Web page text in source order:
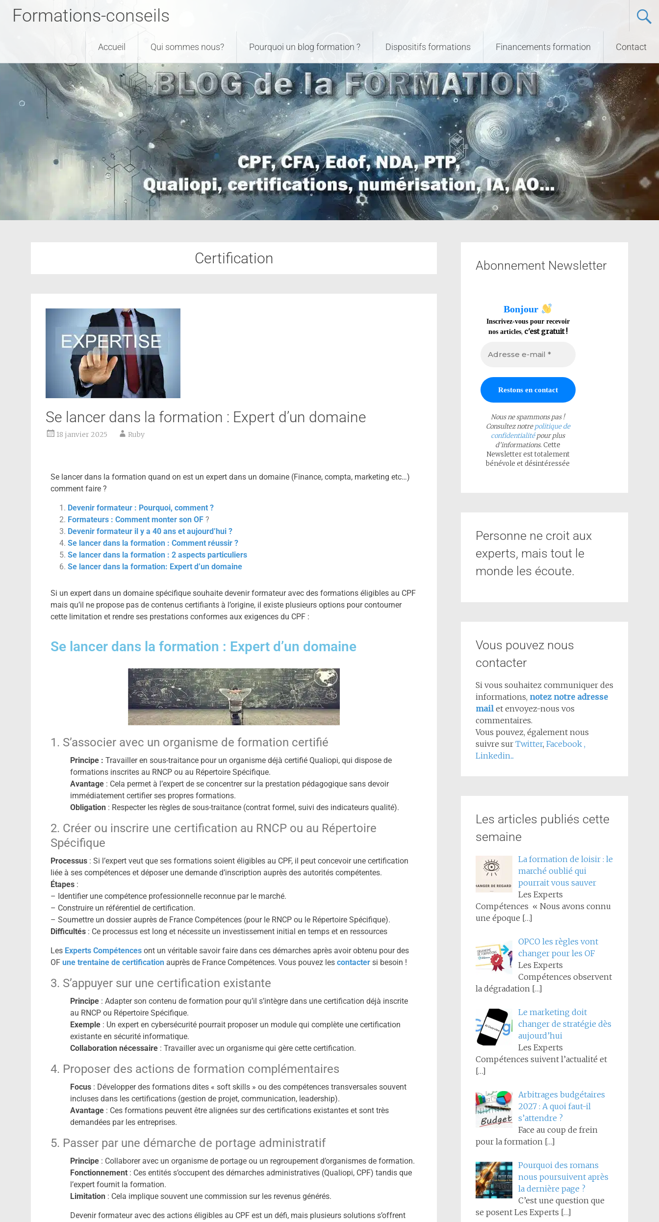
Formations-conseils
Accueil Qui sommes nous? Pourquoi un blog formation ? Dispositifs formations Financements formation Contact
Certification
Se lancer dans la formation : Expert d’un domaine
18 janvier 2025 Ruby
Se lancer dans la formation quand on est un expert dans un domaine (Finance, compta, marketing etc…)
comment faire ?
Devenir formateur : Pourquoi, comment ?
Formateurs : Comment monter son OF ?
Devenir formateur il y a 40 ans et aujourd’hui ?
Se lancer dans la formation : Comment réussir ?
Se lancer dans la formation : 2 aspects particuliers
Se lancer dans la formation: Expert d’un domaine
Si un expert dans un domaine spécifique souhaite devenir formateur avec des formations éligibles au CPF
mais qu’il ne propose pas de contenus certifiants à l’origine, il existe plusieurs options pour contourner
cette limitation et rendre ses prestations conformes aux exigences du CPF :
Se lancer dans la formation : Expert d’un domaine
1. S’associer avec un organisme de formation certifié
Principe : Travailler en sous-traitance pour un organisme déjà certifié Qualiopi, qui dispose de
formations inscrites au RNCP ou au Répertoire Spécifique.
Avantage : Cela permet à l’expert de se concentrer sur la prestation pédagogique sans devoir
immédiatement certifier ses propres formations.
Obligation : Respecter les règles de sous-traitance (contrat formel, suivi des indicateurs qualité).
2. Créer ou inscrire une certification au RNCP ou au Répertoire
Spécifique
Processus : Si l’expert veut que ses formations soient éligibles au CPF, il peut concevoir une certification
liée à ses compétences et déposer une demande d’inscription auprès des autorités compétentes.
Étapes :
– Identifier une compétence professionnelle reconnue par le marché.
– Construire un référentiel de certification.
– Soumettre un dossier auprès de France Compétences (pour le RNCP ou le Répertoire Spécifique).
Difficultés : Ce processus est long et nécessite un investissement initial en temps et en ressources
Les Experts Compétences ont un véritable savoir faire dans ces démarches après avoir obtenu pour des
OF une trentaine de certification auprès de France Compétences. Vous pouvez les contacter si besoin !
3. S’appuyer sur une certification existante
Principe : Adapter son contenu de formation pour qu’il s’intègre dans une certification déjà inscrite
au RNCP ou Répertoire Spécifique.
Exemple : Un expert en cybersécurité pourrait proposer un module qui complète une certification
existante en sécurité informatique.
Collaboration nécessaire : Travailler avec un organisme qui gère cette certification.
4. Proposer des actions de formation complémentaires
Focus : Développer des formations dites « soft skills » ou des compétences transversales souvent
incluses dans les certifications (gestion de projet, communication, leadership).
Avantage : Ces formations peuvent être alignées sur des certifications existantes et sont très
demandées par les entreprises.
5. Passer par une démarche de portage administratif
Principe : Collaborer avec un organisme de portage ou un regroupement d’organismes de formation.
Fonctionnement : Ces entités s’occupent des démarches administratives (Qualiopi, CPF) tandis que
l’expert fournit la formation.
Limitation : Cela implique souvent une commission sur les revenus générés.
Devenir formateur avec des actions éligibles au CPF est un défi, mais plusieurs solutions s’offrent
Abonnement Newsletter
Bonjour
Inscrivez-vous pour recevoir
nos articles, c'est gratuit !
Nous ne spammons pas !
Consultez notrepolitique de
confidentialitépour plus
d’informations. Cette
Newsletter est totalement
bénévole et désintéressée
Personne ne croit aux
experts, mais tout le
monde les écoute.
Vous pouvez nous
contacter
Si vous souhaitez communiquer des
informations, notez notre adresse
mail et envoyez-nous vos
commentaires.
Vous pouvez, également nous
suivre sur Twitter, Facebook ,
Linkedin...
Les articles publiés cette
semaine
La formation de loisir : le
marché oublié qui
pourrait vous sauver
Les Experts
Compétences « Nous avons connu
une époque […]
OPCO les règles vont
changer pour les OF
Les Experts
Compétences observent
la dégradation […]
Le marketing doit
changer de stratégie dès
aujourd’hui
Les Experts
Compétences suivent l’actualité et
[…]
Arbitrages budgétaires
2027 : A quoi faut-il
s’attendre ?
Face au coup de frein
pour la formation […]
Pourquoi des romans
nous poursuivent après
la dernière page ?
C’est une question que
se posent Les Experts […]